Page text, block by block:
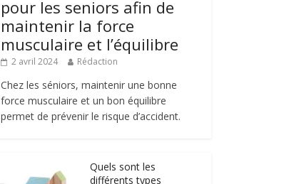
pour les seniors afin de
maintenir la force
musculaire et l’équilibre
2 avril 2024 Rédaction
Chez les séniors, maintenir une bonne
force musculaire et un bon équilibre
permet de prévenir le risque d’accident.
Quels sont les
différents types